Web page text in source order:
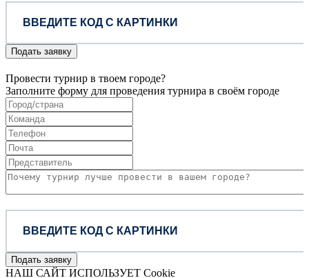
Подать заявку
Провести турнир в твоем городе?
Заполните форму для проведения турнира в своём городе
Подать заявку
НАШ САЙТ ИСПОЛЬЗУЕТ Cookie